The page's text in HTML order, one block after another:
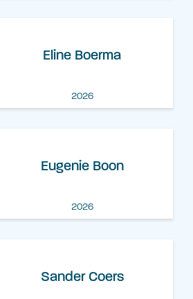
Eline Boerma
2026
Eugenie Boon
2026
Sander Coers